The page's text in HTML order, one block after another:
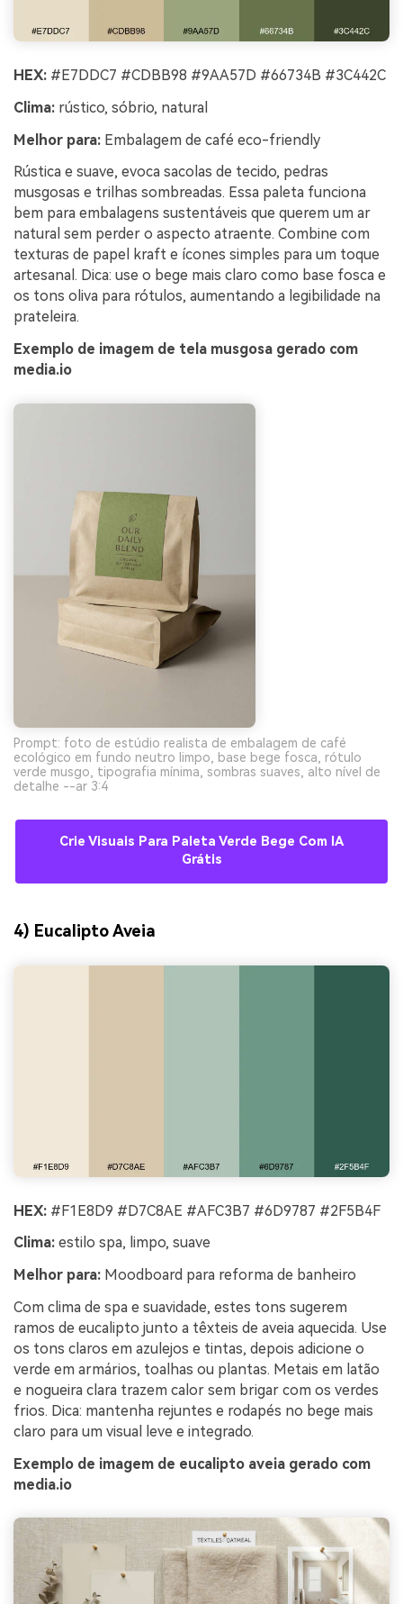
HEX: #E7DDC7 #CDBB98 #9AA57D #66734B #3C442C
Clima: rústico, sóbrio, natural
Melhor para: Embalagem de café eco-friendly
Rústica e suave, evoca sacolas de tecido, pedras
musgosas e trilhas sombreadas. Essa paleta funciona
bem para embalagens sustentáveis que querem um ar
natural sem perder o aspecto atraente. Combine com
texturas de papel kraft e ícones simples para um toque
artesanal. Dica: use o bege mais claro como base fosca e
os tons oliva para rótulos, aumentando a legibilidade na
prateleira.
Exemplo de imagem de tela musgosa gerado com
media.io
Prompt: foto de estúdio realista de embalagem de café
ecológico em fundo neutro limpo, base bege fosca, rótulo
verde musgo, tipografia mínima, sombras suaves, alto nível de
detalhe --ar 3:4
Crie Visuais Para Paleta Verde Bege Com IA
Grátis
4) Eucalipto Aveia
HEX: #F1E8D9 #D7C8AE #AFC3B7 #6D9787 #2F5B4F
Clima: estilo spa, limpo, suave
Melhor para: Moodboard para reforma de banheiro
Com clima de spa e suavidade, estes tons sugerem
ramos de eucalipto junto a têxteis de aveia aquecida. Use
os tons claros em azulejos e tintas, depois adicione o
verde em armários, toalhas ou plantas. Metais em latão
e nogueira clara trazem calor sem brigar com os verdes
frios. Dica: mantenha rejuntes e rodapés no bege mais
claro para um visual leve e integrado.
Exemplo de imagem de eucalipto aveia gerado com
media.io